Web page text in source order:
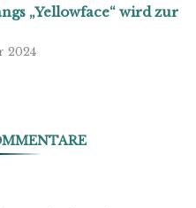
„Yellowface“ wird zur
2024